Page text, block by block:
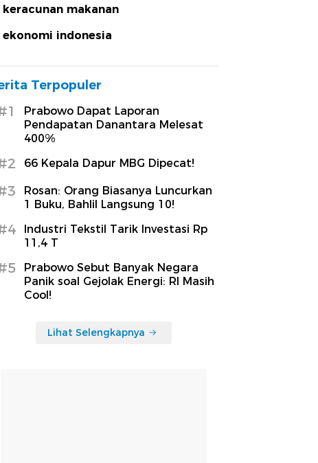
keracunan makanan
ekonomi indonesia
Terpopuler
Prabowo Dapat Laporan
Pendapatan Danantara Melesat
400%
66 Kepala Dapur MBG Dipecat!
Rosan: Orang Biasanya Luncurkan
1 Buku, Bahlil Langsung 10!
Industri Tekstil Tarik Investasi Rp
11,4 T
Prabowo Sebut Banyak Negara
Panik soal Gejolak Energi: RI Masih
Cool!
Lihat Selengkapnya